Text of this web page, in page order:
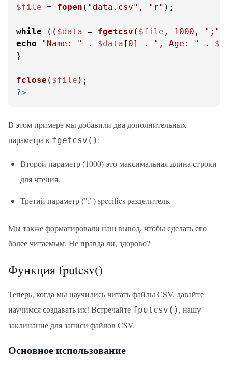
$file = fopen ( "data.csv" , "r" );
while (( $data = fgetcsv ( $file , 1000 , ";"
echo
"Name: " . $data [ 0] . ", Age: " .
}
fclose ( $file
?>
В этом примере мы добавили два дополнительных
параметра к fgetcsv() :
Второй параметр (1000) это максимальная длина строки
для чтения.
Третий параметр (";") specifies разделитель.
Мы также форматировали наш вывод, чтобы сделать его
более читаемым. Не правда ли, здорово?
Функция fputcsv()
Теперь, когда мы научились читать файлы CSV, давайте
научимся создавать их! Встречайте fputcsv() , нашу
заклинание для записи файлов CSV.
Основное использование